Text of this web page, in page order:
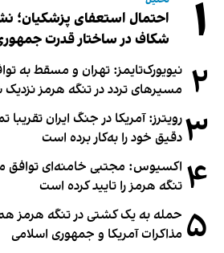
۱
احتمال استعفای پزشکیان؛
شکاف در ساختار قدرت
۲ نیویورک‌تایمز: تهران و مسقط به
مسیرهای تردد در تنگه هرمز نزدیک
۳رویترز: آمریکا در جنگ ایران
دقیق خود را به‌کار برده است
۴ اکسیوس: مجتبی خامنه‌ای توافق
تنگه هرمز را تایید کرده است
۵ حمله به یک کشتی در تنگه هرمز
مذاکرات آمریکا و جمهوری اسلامی